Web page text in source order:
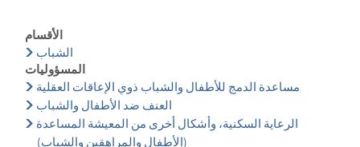
الأقسام
الشباب
المسؤوليات
مساعدة الدمج للأطفال والشباب ذوي الإعاقات العقلية
العنف ضد الأطفال والشباب
الرعاية السكنية، وأشكال أخرى من المعيشة المساعدة
(الأطفال والمراهقين والشباب)